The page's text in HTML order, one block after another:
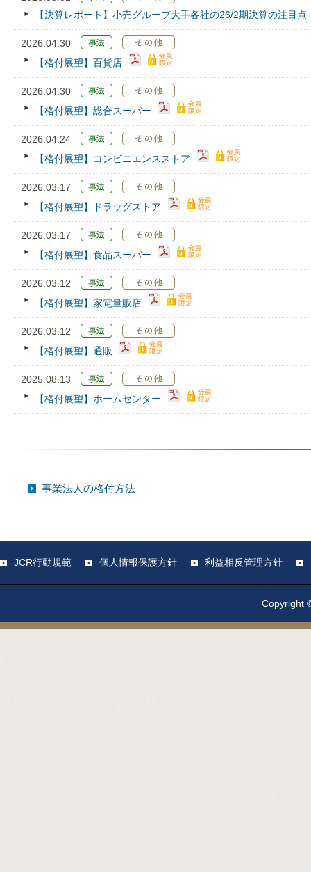
【決算レポート】小売グループ大手各社の26/2期決算の注目点
2026.04.30
【格付展望】百貨店
2026.04.30
【格付展望】総合スーパー
2026.04.24
【格付展望】コンビニエンスストア
2026.03.17
【格付展望】ドラッグストア
2026.03.17
【格付展望】食品スーパー
2026.03.12
【格付展望】家電量販店
2026.03.12
【格付展望】通販
2025.08.13
【格付展望】ホームセンター
事業法人の格付方法
JCR行動規範 個人情報保護方針 利益相反管理方針
Copyright